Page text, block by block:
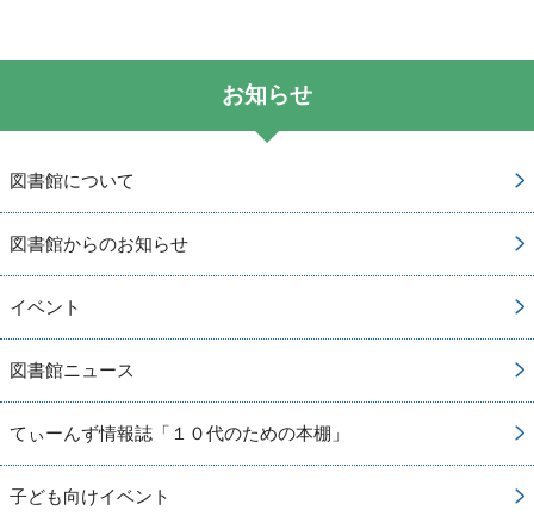
お知らせ
図書館について
図書館からのお知らせ
イベント
図書館ニュース
てぃーんず情報誌「１０代のための本棚」
子ども向けイベント